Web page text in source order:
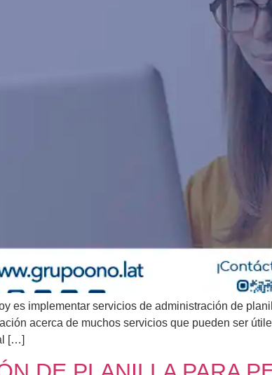
es implementar servicios de administración de
acerca de muchos servicios que pueden ser
[…]